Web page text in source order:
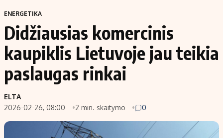
ENERGETIKA
Didžiausias komercinis
kaupiklis Lietuvoje jau teikia
paslaugas rinkai
ELTA
2026-02-26, 08:00
2 min. skaitymo 0